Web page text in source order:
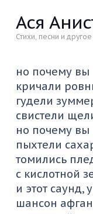
Ася
Стихи, песни и другое
но почему вы
кричали
гудели
свистели
но почему вы
пыхтели
томились
с кислотной
и этот саунд,
шансон